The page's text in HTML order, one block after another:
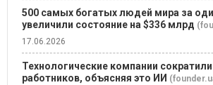
500 самых богатых людей мира за
увеличили состояние на $336 млрд
17.06.2026
Технологические компании
работников, объясняя это ИИ